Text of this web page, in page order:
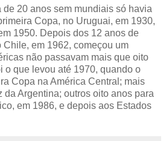
20 anos sem mundiais só havia
Copa, no Uruguai, em 1930,
1950. Depois dos 12 anos de
em 1962, começou um
não passavam mais que oito
o que levou até 1970, quando o
Copa na América Central; mais
da Argentina; outros oito anos para
em 1986, e depois aos Estados